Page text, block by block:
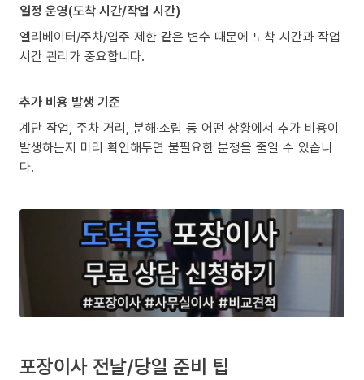
일정 운영(도착 시간/작업 시간)
엘리베이터/주차/입주 제한 같은 변수 때문에 도착 시간과 작업
시간 관리가 중요합니다.
추가 비용 발생 기준
계단 작업, 주차 거리, 분해·조립 등 어떤 상황에서 추가 비용이
발생하는지 미리 확인해두면 불필요한 분쟁을 줄일 수 있습니
다.
포장이사 전날/당일 준비 팁